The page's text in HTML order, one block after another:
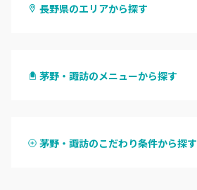
長野県のエリアから探す
松本・塩尻
茅野・諏訪のメニューから探す
ハンドスカルプ
茅野・諏訪のこだわり条件から探す